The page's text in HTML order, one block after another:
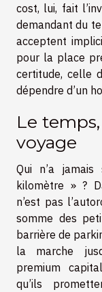
cost, lui, fait
demandant du
acceptent
pour la place
certitude, celle
dépendre d’un
Le
voyage
Qui n’a
kilomètre » ?
n’est pas
somme des
barrière de
la marche
premium
qu’ils